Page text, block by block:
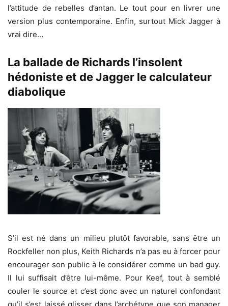
l’attitude de rebelles d’antan. Le tout pour en livrer une
version plus contemporaine. Enfin, surtout Mick Jagger à
vrai dire…
La ballade de Richards l’insolent
hédoniste et de Jagger le calculateur
diabolique
S’il est né dans un milieu plutôt favorable, sans être un
Rockfeller non plus, Keith Richards n’a pas eu à forcer pour
encourager son public à le considérer comme un bad guy.
Il lui suffisait d’être lui-même. Pour Keef, tout à semblé
couler le source et c’est donc avec un naturel confondant